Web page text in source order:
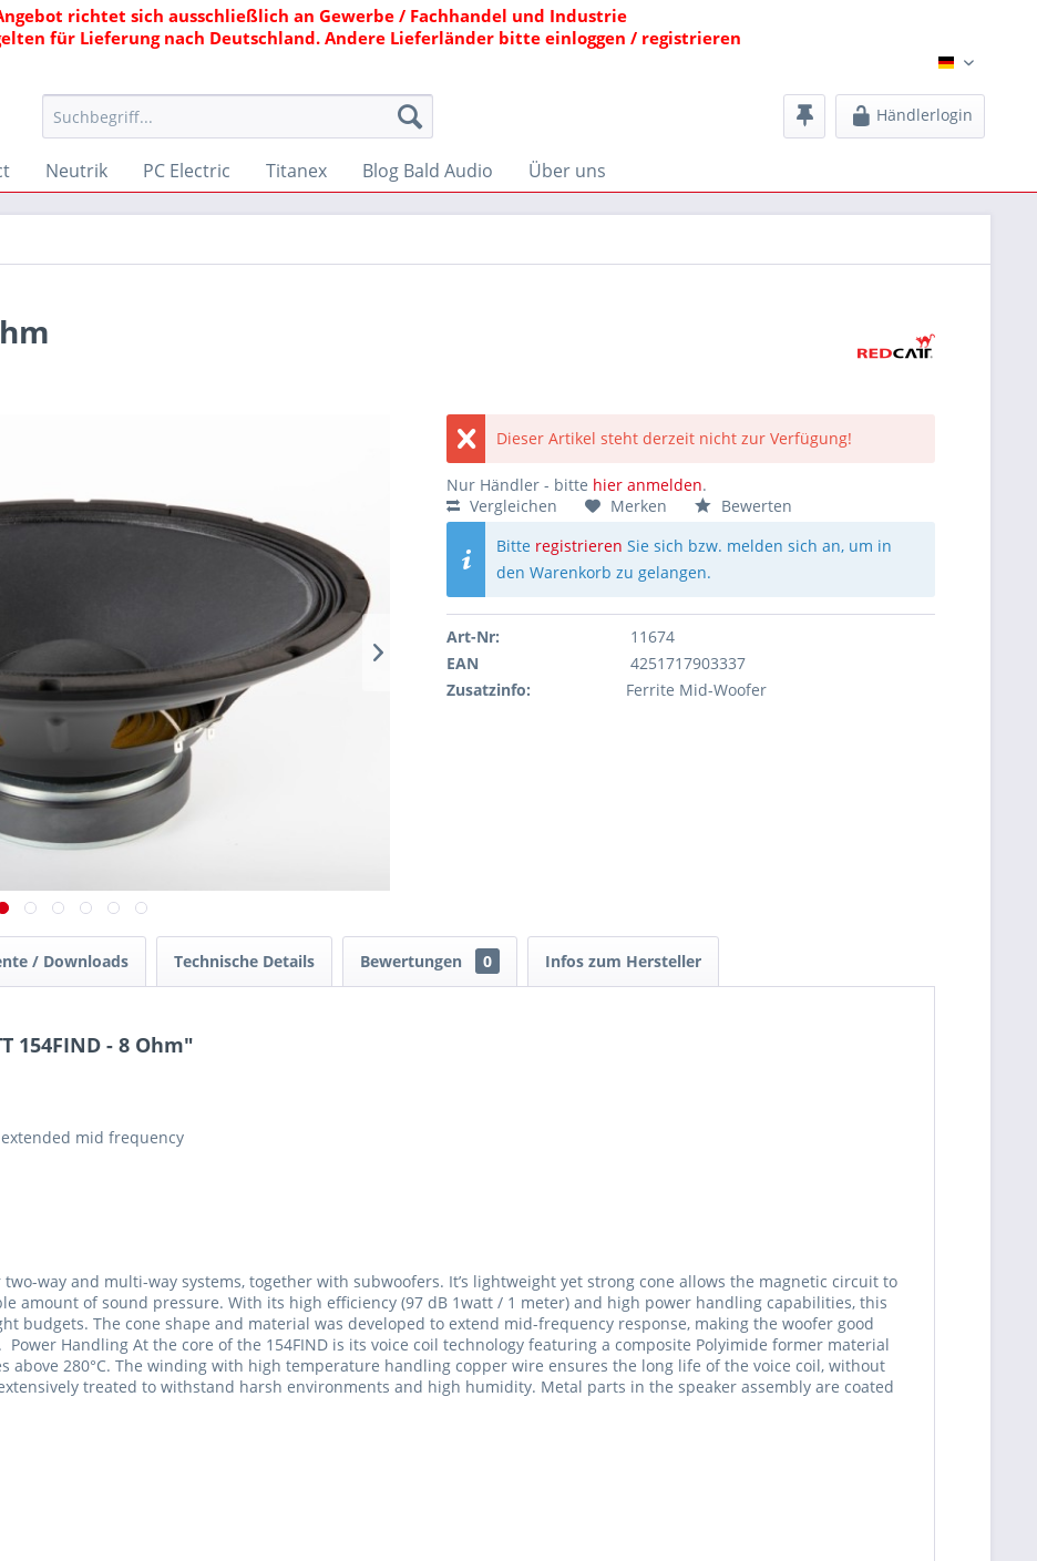
richtet sich ausschließlich an Gewerbe / Fachhandel und Industrie
für Lieferung nach Deutschland. Andere Lieferländer bitte einloggen / registrieren
Bald Audio
Händlerlogin
Neutrik PC Electric Titanex Blog Bald Audio Über uns
Dieser Artikel steht derzeit nicht zur Verfügung!
Nur Händler - bitte hier anmelden.
Vergleichen
Merken
Bewerten
Bitte registrieren Sie sich bzw. melden sich an, um in
den Warenkorb zu gelangen.
Art-Nr:
11674
EAN
4251717903337
Zusatzinfo:
Ferrite Mid-Woofer
/ Downloads Technische Details Bewertungen 0 Infos zum Hersteller
154FIND - 8 Ohm"
mid frequency
way and multi-way systems, together with subwoofers. It’s lightweight yet strong cone allows the magnetic circuit to
amount of sound pressure. With its high efficiency (97 dB 1watt / 1 meter) and high power handling capabilities, this
budgets. The cone shape and material was developed to extend mid-frequency response, making the woofer good
Handling At the core of the 154FIND is its voice coil technology featuring a composite Polyimide former material
above 280°C. The winding with high temperature handling copper wire ensures the long life of the voice coil, without
treated to withstand harsh environments and high humidity. Metal parts in the speaker assembly are coated